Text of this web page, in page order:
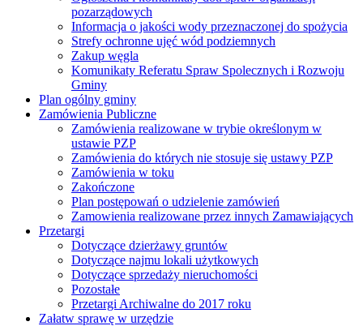
pozarządowych
Informacja o jakości wody przeznaczonej do spożycia
Strefy ochronne ujęć wód podziemnych
Zakup węgla
Komunikaty Referatu Spraw Spolecznych i Rozwoju
Gminy
Plan ogólny gminy
Zamówienia Publiczne
Zamówienia realizowane w trybie określonym w
ustawie PZP
Zamówienia do których nie stosuje się ustawy PZP
Zamówienia w toku
Zakończone
Plan postępowań o udzielenie zamówień
Zamowienia realizowane przez innych Zamawiających
Przetargi
Dotyczące dzierżawy gruntów
Dotyczące najmu lokali użytkowych
Dotyczące sprzedaży nieruchomości
Pozostałe
Przetargi Archiwalne do 2017 roku
Załatw sprawę w urzędzie